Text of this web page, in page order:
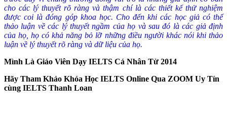
cho các lý thuyết rõ ràng và thậm chí là các thiết kế thử nghiệm
được coi là đóng góp khoa học. Cho đến khi các học giả có thể
thảo luận về các lý thuyết ngầm của họ và sau đó làcác giả định
của họ, họ có khả năng bỏ lỡ nhữngđiều người khác nóikhi thảo
luận về lý thuyết rõ ràng và dữ liệu của họ.
Mình Là Giáo Viên Dạy IELTS Cá Nhân Từ 2014
Hãy Tham Khảo Khóa Học IELTS Online Qua ZOOM Uy Tín
cùng IELTS Thanh Loan